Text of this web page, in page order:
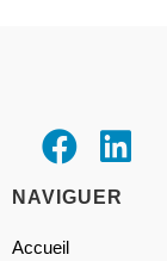
NAVIGUER
Accueil